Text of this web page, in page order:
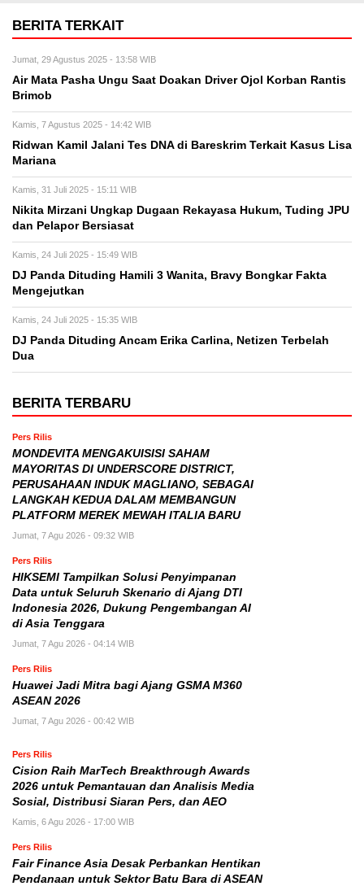
BERITA TERKAIT
Jumat, 29 Agustus 2025 - 13:58 WIB
Air Mata Pasha Ungu Saat Doakan Driver Ojol Korban Rantis
Brimob
Kamis, 7 Agustus 2025 - 14:42 WIB
Ridwan Kamil Jalani Tes DNA di Bareskrim Terkait Kasus Lisa
Mariana
Kamis, 31 Juli 2025 - 15:11 WIB
Nikita Mirzani Ungkap Dugaan Rekayasa Hukum, Tuding JPU
dan Pelapor Bersiasat
Kamis, 24 Juli 2025 - 15:49 WIB
DJ Panda Dituding Hamili 3 Wanita, Bravy Bongkar Fakta
Mengejutkan
Kamis, 24 Juli 2025 - 15:35 WIB
DJ Panda Dituding Ancam Erika Carlina, Netizen Terbelah
Dua
BERITA TERBARU
Pers Rilis
MONDEVITA MENGAKUISISI SAHAM
MAYORITAS DI UNDERSCORE DISTRICT,
PERUSAHAAN INDUK MAGLIANO, SEBAGAI
LANGKAH KEDUA DALAM MEMBANGUN
PLATFORM MEREK MEWAH ITALIA BARU
Jumat, 7 Agu 2026 - 09:32 WIB
Pers Rilis
HIKSEMI Tampilkan Solusi Penyimpanan
Data untuk Seluruh Skenario di Ajang DTI
Indonesia 2026, Dukung Pengembangan AI
di Asia Tenggara
Jumat, 7 Agu 2026 - 04:14 WIB
Pers Rilis
Huawei Jadi Mitra bagi Ajang GSMA M360
ASEAN 2026
Jumat, 7 Agu 2026 - 00:42 WIB
Pers Rilis
Cision Raih MarTech Breakthrough Awards
2026 untuk Pemantauan dan Analisis Media
Sosial, Distribusi Siaran Pers, dan AEO
Kamis, 6 Agu 2026 - 17:00 WIB
Pers Rilis
Fair Finance Asia Desak Perbankan Hentikan
Pendanaan untuk Sektor Batu Bara di ASEAN